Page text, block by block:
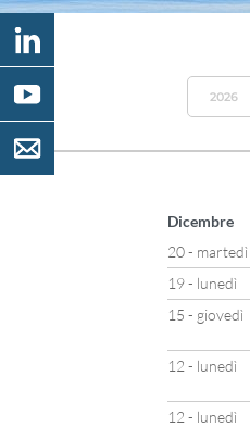
2026
Dicembre
20 - martedì
19 - lunedì
15 - giovedì
12 - lunedì
12 - lunedì